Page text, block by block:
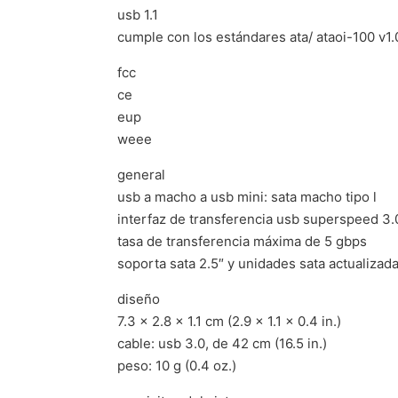
usb 1.1
cumple con los estándares ata/ ataoi-100
fcc
ce
eup
weee
general
usb a macho a usb mini: sata macho tipo l
interfaz de transferencia usb superspeed
tasa de transferencia máxima de 5 gbps
soporta sata 2.5″ y unidades sata
diseño
7.3 x 2.8 x 1.1 cm (2.9 x 1.1 x 0.4 in.)
cable: usb 3.0, de 42 cm (16.5 in.)
peso: 10 g (0.4 oz.)